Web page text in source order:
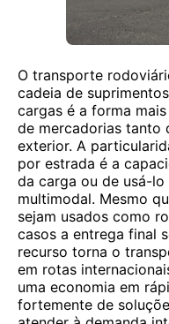
O transporte
cadeia de
cargas é a forma
de mercadorias tanto
exterior. A
por estrada é a
da carga ou de usá-
multimodal. Mesmo
sejam usados ​​como
casos a entrega final
recurso torna o
em rotas
uma economia em
fortemente de